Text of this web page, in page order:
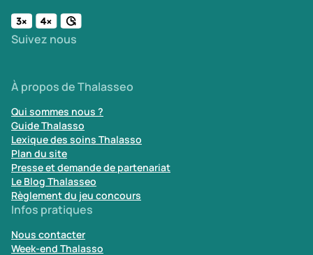
Suivez nous
À propos de Thalasseo
Qui sommes nous ?
Guide Thalasso
Lexique des soins Thalasso
Plan du site
Presse et demande de partenariat
Le Blog Thalasseo
Règlement du jeu concours
Infos pratiques
Nous contacter
Week-end Thalasso